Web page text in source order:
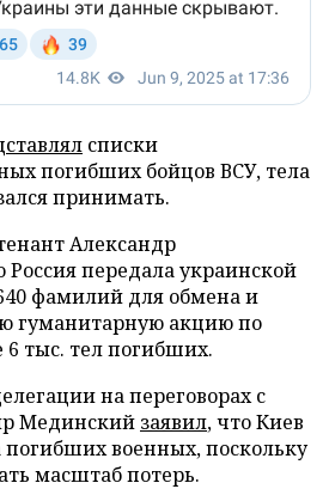
списки
погибших бойцов ВСУ, тела
принимать.
Александр
Россия передала украинской
фамилий для обмена и
гуманитарную акцию по
тыс. тел погибших.
на переговорах с
Мединский заявил, что Киев
военных, поскольку
масштаб потерь.